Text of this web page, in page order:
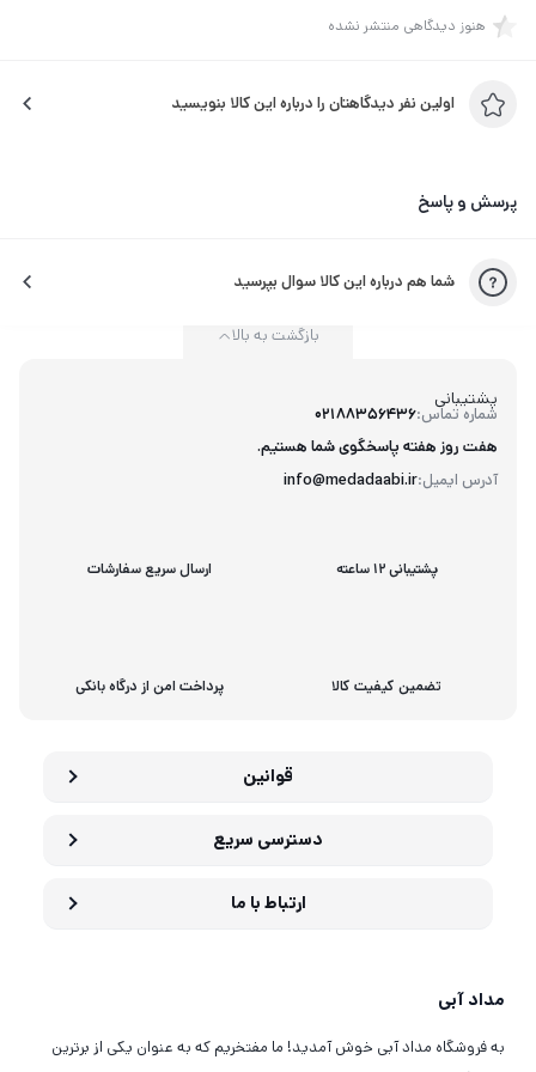
غیرمستقیم و از طریق علائمی ظاهراً بی‌ارتباط و تصادفی نشان
نکنیم در بلندمدت همچنان ما را آشفته و آزرده خواهد کرد.»
هنوز دیدگاهی منتشر نشده
اولین نفر دیدگاهتان را درباره این کالا بنویسید
پرسش و پاسخ
شما هم درباره این کالا سوال بپرسید
پشتیبانی
شماره تماس:02188356436
آدرس ایمیل:info@medadaabi.ir
هفت روز هفته پاسخگوی شما هستیم.
بازگشت به بالا
پشتیبانی 12 ساعته ارسال سریع سفارشات
تضمین کیفیت کالا پرداخت امن از درگاه بانکی
قوانین
دسترسی سریع
ارتباط با ما
مداد آبی
به فروشگاه مداد آبی خوش آمدید! ما مفتخریم که به عنوان یکی از برترین